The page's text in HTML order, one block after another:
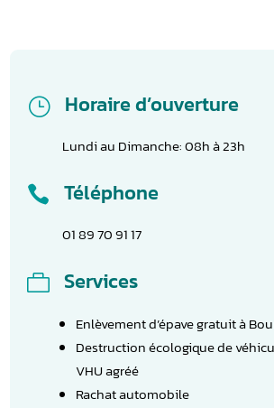
} Horaire d’ouverture
Lundi au Dimanche: 08h à 23h
 Téléphone
01 89 70 91 17
 Services
Enlèvement d’épave gratuit à
Destruction écologique de
VHU agréé
Rachat automobile